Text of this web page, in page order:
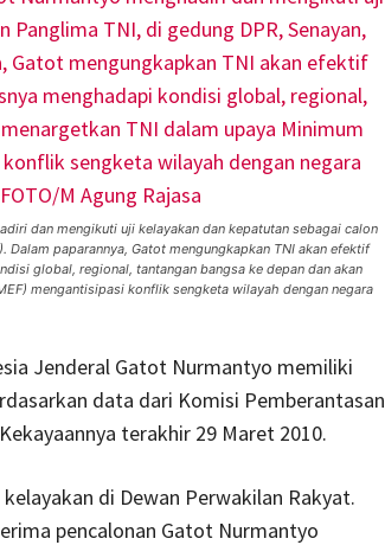
dan mengikuti uji kelayakan dan kepatutan sebagai calon
Dalam paparannya, Gatot mengungkapkan TNI akan efektif
global, regional, tantangan bangsa ke depan dan akan
mengantisipasi konflik sengketa wilayah dengan negara
Jenderal Gatot Nurmantyo memiliki
data dari Komisi Pemberantasan
terakhir 29 Maret 2010.
di Dewan Perwakilan Rakyat.
pencalonan Gatot Nurmantyo